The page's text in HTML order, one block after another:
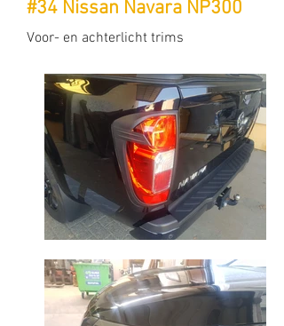
#34 Nissan Navara NP300
Voor- en achterlicht trims